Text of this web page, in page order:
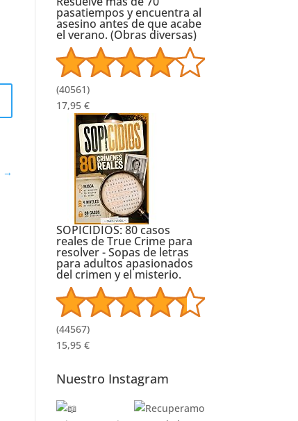
→
pasatiempos y encuentra al
asesino antes de que acabe
el verano. (Obras diversas)
(40561)
17,95 €
SOPICIDIOS: 80 casos
reales de True Crime para
resolver - Sopas de letras
para adultos apasionados
del crimen y el misterio.
(44567)
15,95 €
Nuestro Instagram